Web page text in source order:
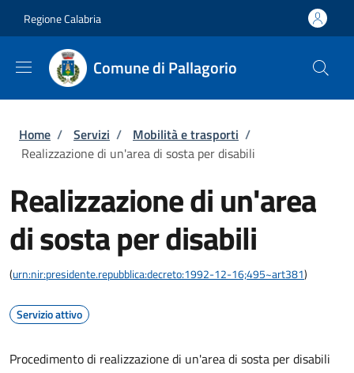
Regione Calabria
Comune di Pallagorio
Briciole di pane
Home / Servizi / Mobilità e trasporti /
Realizzazione di un'area di sosta per disabili
Realizzazione di un'area
di sosta per disabili
(urn:nir:presidente.repubblica:decreto:1992-12-16;495~art381)
Servizio attivo
Procedimento di realizzazione di un'area di sosta per disabili